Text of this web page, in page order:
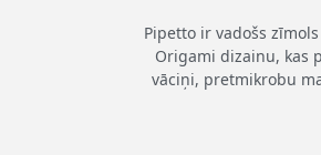
Pipetto ir vadošs
Origami dizainu, kas
vāciņi, pretmikrobu